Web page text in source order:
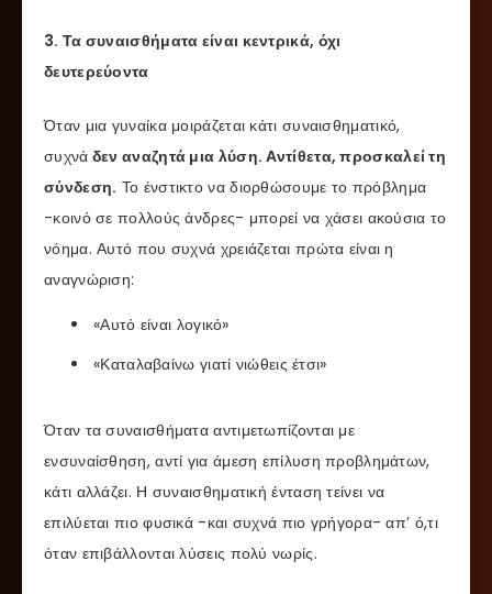
3. Τα συναισθήματα είναι κεντρικά, όχι
δευτερεύοντα
Όταν μια γυναίκα μοιράζεται κάτι συναισθηματικό,
συχνά δεν αναζητά μια λύση. Αντίθετα, προσκαλεί τη
σύνδεση. Το ένστικτο να διορθώσουμε το πρόβλημα
-κοινό σε πολλούς άνδρες- μπορεί να χάσει ακούσια το
νόημα. Αυτό που συχνά χρειάζεται πρώτα είναι η
αναγνώριση:
«Αυτό είναι λογικό»
«Καταλαβαίνω γιατί νιώθεις έτσι»
Όταν τα συναισθήματα αντιμετωπίζονται με
ενσυναίσθηση, αντί για άμεση επίλυση προβλημάτων,
κάτι αλλάζει. Η συναισθηματική ένταση τείνει να
επιλύεται πιο φυσικά -και συχνά πιο γρήγορα- απ’ ό,τι
όταν επιβάλλονται λύσεις πολύ νωρίς.